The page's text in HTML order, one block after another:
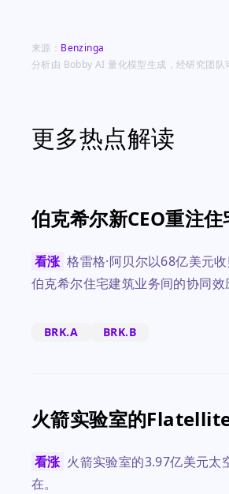
来源： Benzinga
分析由 Bobby AI 量化模型生成，经研究团队
更多热点解读
伯克希尔新CEO重注
看涨 格雷格·阿贝尔以68亿美元
伯克希尔住宅建筑业务间的协同效
BRK.A BRK.B
火箭实验室的
看涨 火箭实验室的3.97亿美元
在。